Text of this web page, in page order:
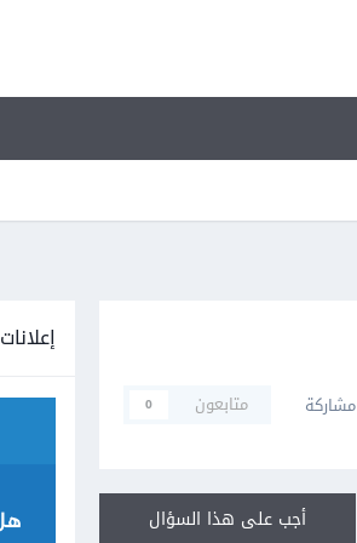
مشاركة متابعون 0
أجب على هذا السؤال
إعلانات